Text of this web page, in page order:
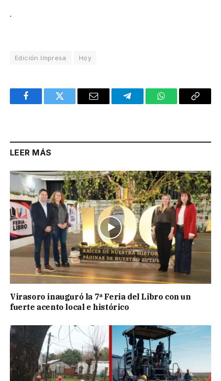
.
Edición Impresa Hoy
FacebookTwitter Email TelegramWhatsAppCopy
LEER MÁS
Virasoro inauguró la 7ª Feria del Libro con un
fuerte acento local e histórico